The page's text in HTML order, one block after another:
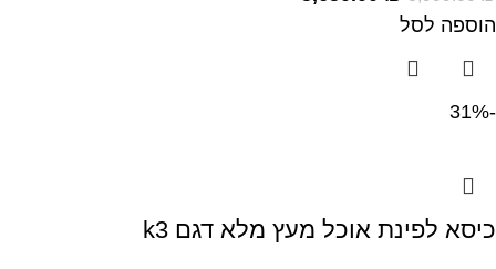
הוספה לסל
-31%
כיסא לפינת אוכל מעץ מלא דגם k3